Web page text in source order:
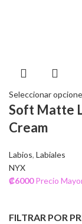
FILTRAR POR
Seleccionar
Soft Matte
Cream
Labios, Labiales
NYX
₡6000 Precio